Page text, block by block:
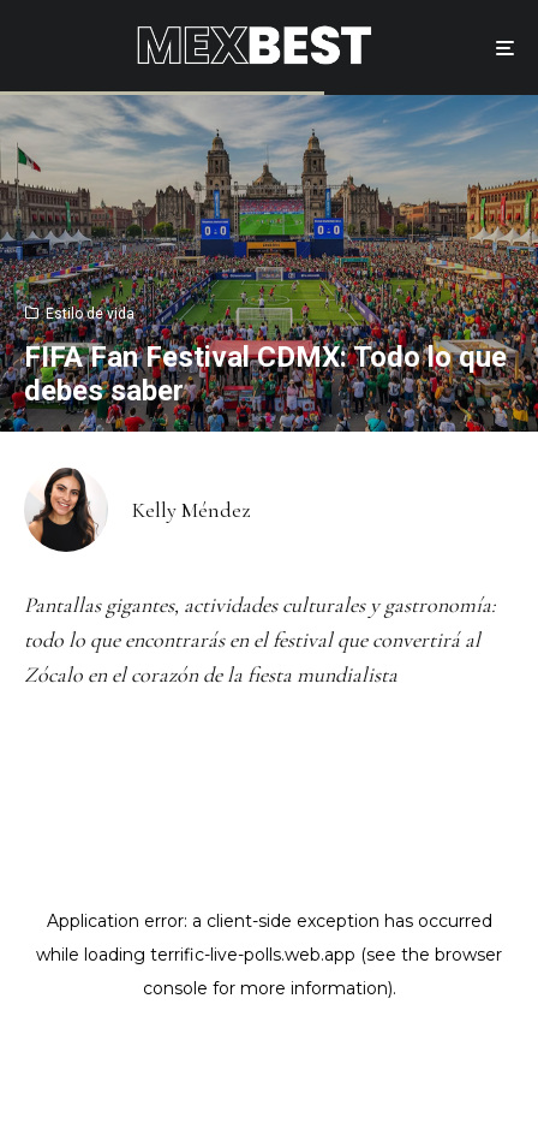
Estilo de vida
FIFA Fan Festival CDMX: Todo lo que
debes saber
Kelly Méndez
Pantallas gigantes, actividades culturales y gastronomía:
todo lo que encontrarás en el festival que convertirá al
Zócalo en el corazón de la fiesta mundialista